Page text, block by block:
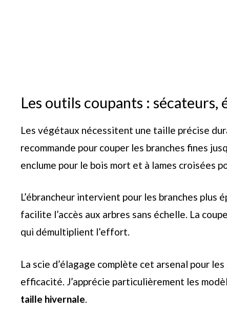
Les outils coupants : sécateurs,
Les végétaux nécessitent une taille précise
recommande pour couper les branches fines
enclume pour le bois mort et à lames croisées
L’ébrancheur intervient pour les branches plus
facilite l’accès aux arbres sans échelle. La
qui démultiplient l’effort.
La scie d’élagage complète cet arsenal pour
efficacité. J’apprécie particulièrement les
taille hivernale.